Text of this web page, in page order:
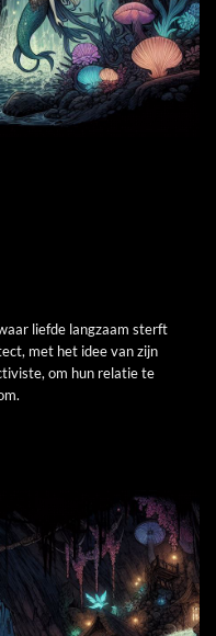
liefde langzaam sterft
met het idee van zijn
om hun relatie te